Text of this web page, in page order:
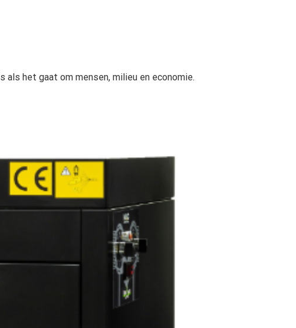
het gaat om mensen, milieu en economie.